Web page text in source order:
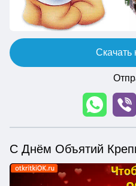
Скачать
С Днём Объятий